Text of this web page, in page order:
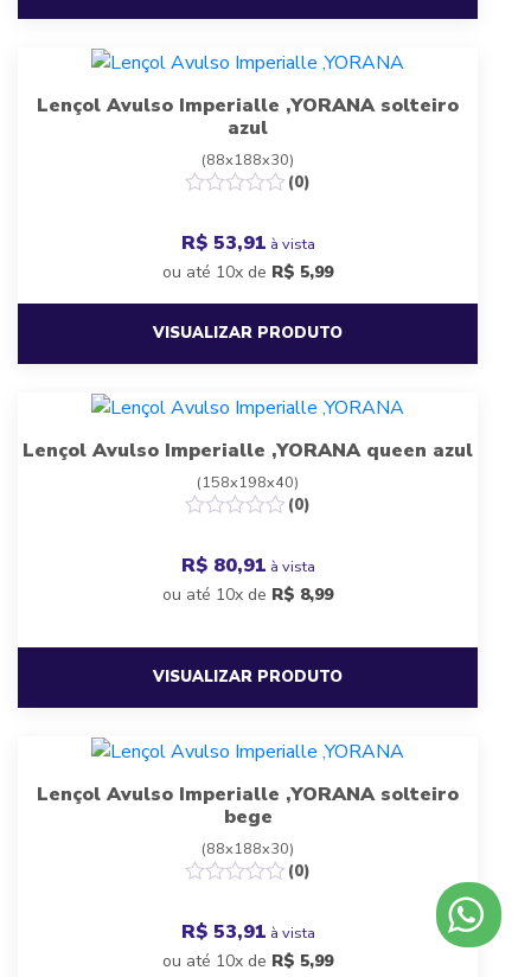
Lençol Avulso Imperialle ,YORANA solteiro
azul
(88x188x30)
(0)
R$ 53,91 à vista
ou até 10x de R$ 5,99
VISUALIZAR PRODUTO
Lençol Avulso Imperialle ,YORANA queen azul
(158x198x40)
(0)
R$ 80,91 à vista
ou até 10x de R$ 8,99
VISUALIZAR PRODUTO
Lençol Avulso Imperialle ,YORANA solteiro
bege
(88x188x30)
(0)
R$ 53,91 à vista
ou até 10x de R$ 5,99